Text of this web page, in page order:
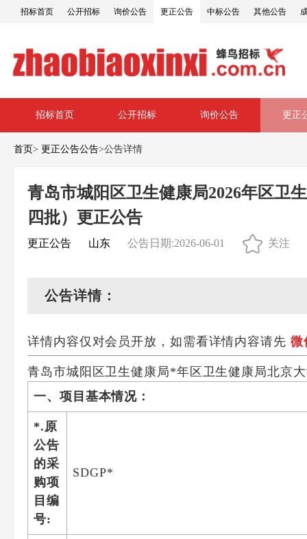
招标首页 公开招标 询价公告 更正公告 中标公告 其他公告
招标首页 公开招标 询价公告 更正
首页> 更正公告公告>公告详情
青岛市城阳区卫生健康局2026年区卫
四批）更正公告
更正公告 山东 公告日期:2026-06-01 关注
公告详情：
详情内容仅对会员开放，如需看详情内容请先 微
青岛市城阳区卫生健康局*年区卫生健康局北京
一、项目基本情况：
*.原
公告
的采
购项
目编
号:
SDGP*